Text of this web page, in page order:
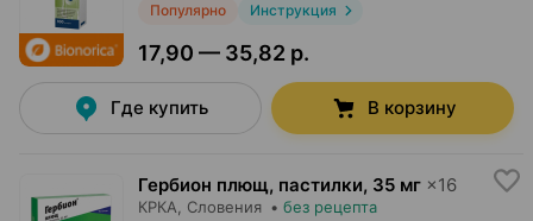
Популярно Инструкция
17,90 — 35,82 р.
Где купить В корзину
Гербион плющ, пастилки, 35 мг ×16
КРКА , Словения • без рецепта